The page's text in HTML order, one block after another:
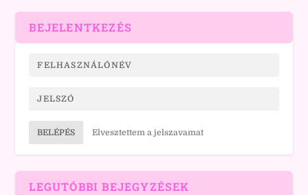
BEJELENTKEZÉS
BELÉPÉS Elvesztettem a jelszavamat
LEGUTÓBBI BEJEGYZÉSEK